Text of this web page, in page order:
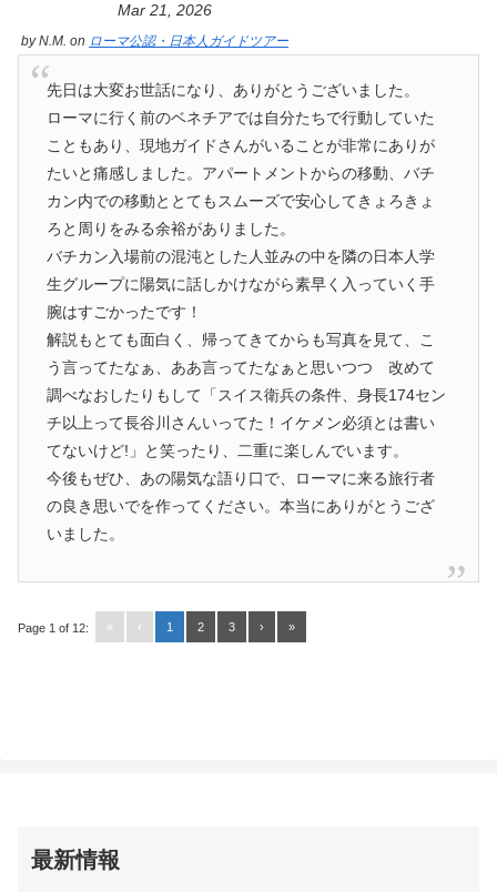
Mar 21, 2026
byN.M. on ローマ公認・日本人ガイドツアー
先日は大変お世話になり、ありがとうございました。
ローマに行く前のベネチアでは自分たちで行動していた
こともあり、現地ガイドさんがいることが非常にありが
たいと痛感しました。アパートメントからの移動、バチ
カン内での移動ととてもスムーズで安心してきょろきょ
ろと周りをみる余裕がありました。
バチカン入場前の混沌とした人並みの中を隣の日本人学
生グループに陽気に話しかけながら素早く入っていく手
腕はすごかったです！
解説もとても面白く、帰ってきてからも写真を見て、こ
う言ってたなぁ、ああ言ってたなぁと思いつつ 改めて
調べなおしたりもして「スイス衛兵の条件、身長174セン
チ以上って長谷川さんいってた！イケメン必須とは書い
てないけど!」と笑ったり、二重に楽しんでいます。
今後もぜひ、あの陽気な語り口で、ローマに来る旅行者
の良き思いでを作ってください。本当にありがとうござ
いました。
Page 1 of 12: « ‹ 1 2 3 › »
最新情報